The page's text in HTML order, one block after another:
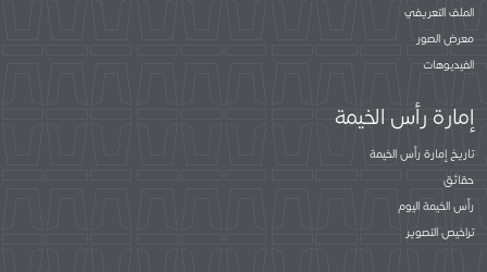
الملف التعريفي
معرض الصور
الفيديوهات
إمارة رأس الخيمة
تاريخ إمارة رأس الخيمة
حقائق
رأس الخيمة اليوم
تراخيص التصوير